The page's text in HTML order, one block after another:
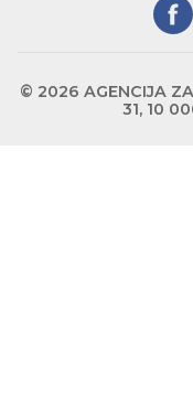
© 2026 AGENCIJA ZA
31, 10